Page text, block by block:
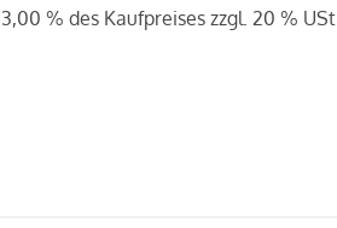
3,00 % des Kaufpreises zzgl. 20 % USt.